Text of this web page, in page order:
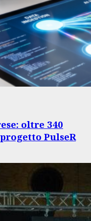
oltre 340
PulseR